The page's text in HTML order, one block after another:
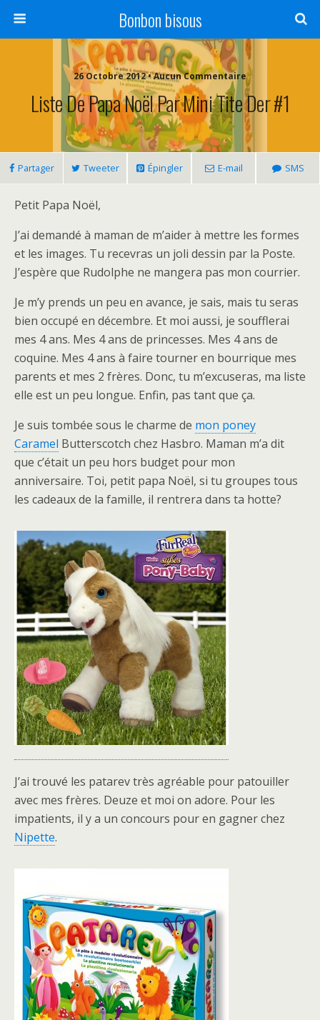
Bonbon bisous
26 Octobre 2012 • Aucun Commentaire
Liste De Papa Noël Par Mini Tite Der #1
Partager Tweeter Épingler E-mail SMS
Petit Papa Noël,
J’ai demandé à maman de m’aider à mettre les formes
et les images. Tu recevras un joli dessin par la Poste.
J’espère que Rudolphe ne mangera pas mon courrier.
Je m’y prends un peu en avance, je sais, mais tu seras
bien occupé en décembre. Et moi aussi, je soufflerai
mes 4 ans. Mes 4 ans de princesses. Mes 4 ans de
coquine. Mes 4 ans à faire tourner en bourrique mes
parents et mes 2 frères. Donc, tu m’excuseras, ma liste
elle est un peu longue. Enfin, pas tant que ça.
Je suis tombée sous le charme de mon poney
Caramel Butterscotch chez Hasbro. Maman m’a dit
que c’était un peu hors budget pour mon
anniversaire. Toi, petit papa Noël, si tu groupes tous
les cadeaux de la famille, il rentrera dans ta hotte?
J’ai trouvé les patarev très agréable pour patouiller
avec mes frères. Deuze et moi on adore. Pour les
impatients, il y a un concours pour en gagner chez
Nipette.